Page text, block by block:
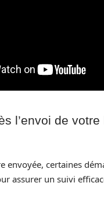
l’envoi de votre
envoyée, certaines
assurer un suivi